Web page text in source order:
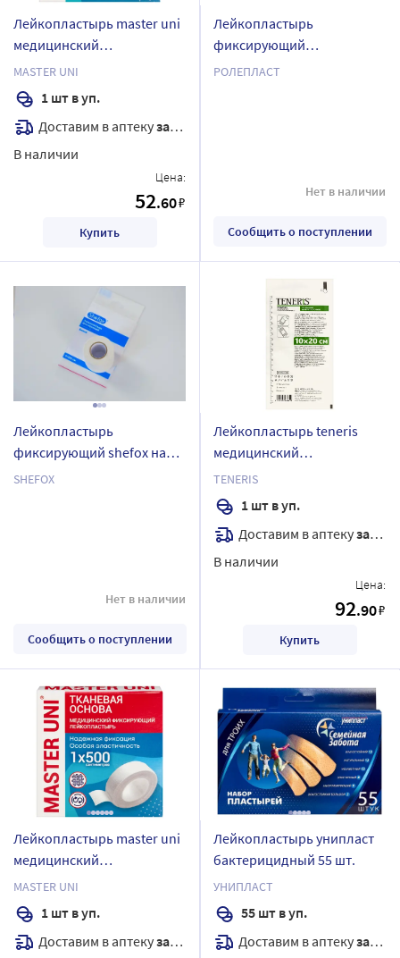
Лейкопластырь master uni
медицинский
фиксирующий на нетканой
основе 1x500 см
MASTER UNI
1 шт в уп.
Доставим в аптекузавтра
В наличии
Цена:
52.60₽
Купить
Лейкопластырь
фиксирующий
нестерильный ролепласт
РОЛЕПЛАСТ
Нет в наличии
Сообщить о поступлении
Лейкопластырь
фиксирующий shefox на
тканевой основе белого
SHEFOX
Нет в наличии
Сообщить о поступлении
Лейкопластырь teneris
медицинский
фиксирующий на нетканой
основе 10х20 см 1 шт.
TENERIS
1 шт в уп.
Доставим в аптекузавтра
В наличии
Цена:
92.90₽
Купить
Лейкопластырь master uni
медицинский
фиксирующий на тканевой
основе 1x500 см
MASTER UNI
1 шт в уп.
Доставим в аптекузавтра
Лейкопластырь унипласт
бактерицидный 55 шт.
УНИПЛАСТ
55 шт в уп.
Доставим в аптекузавтра